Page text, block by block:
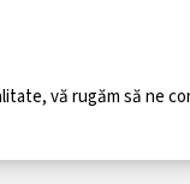
vă rugăm să ne